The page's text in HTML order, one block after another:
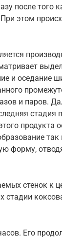
после того
этом
и оседание
и паров.
стадия
продукта
форму,
стенок к
Его